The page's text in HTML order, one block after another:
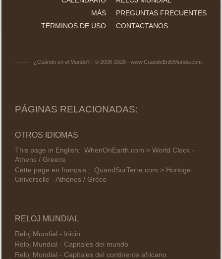
MÁS
PREGUNTAS FRECUENTES
TÉRMINOS DE USO
CONTACTANOS
¿Cuándo en el Mundo? - © 2008-2026 - www.CuandoEnElMundo.com
PÁGINAS RELACIONADAS:
OTROS IDIOMAS
This page in English: WhenOnEarth.com > World Clock -
Athens / Greece
Cette page en français : QuandSurTerre.com > Horloge
Universelle - Athènes / Grèce
RELOJ MUNDIAL
Reloj Mundial - Inicio
Reloj Mundial - Capitales del mundo
Reloj Mundial - Capitales del continente africano